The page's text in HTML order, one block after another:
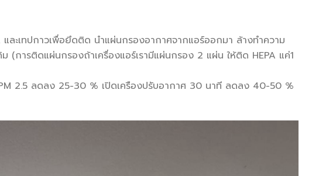
ะเทปกาวเพื่อยึดติด นำแผ่นกรองอากาศจากแอร์ออกมา ล้างทำความ
ม (การติดแผ่นกรองถ้าเครื่องแอร์เรามีแผ่นกรอง 2 แผ่น ให้ติด HEPA แค่1
2.5 ลดลง 25-30 % เปิดเครืองปรับอากาศ 30 นาที ลดลง 40-50 %